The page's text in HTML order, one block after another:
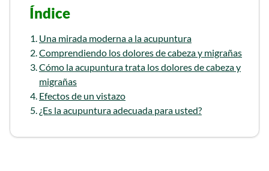
Índice
Una mirada moderna a la acupuntura
Comprendiendo los dolores de cabeza y migrañas
Cómo la acupuntura trata los dolores de cabeza y
migrañas
Efectos de un vistazo
¿Es la acupuntura adecuada para usted?